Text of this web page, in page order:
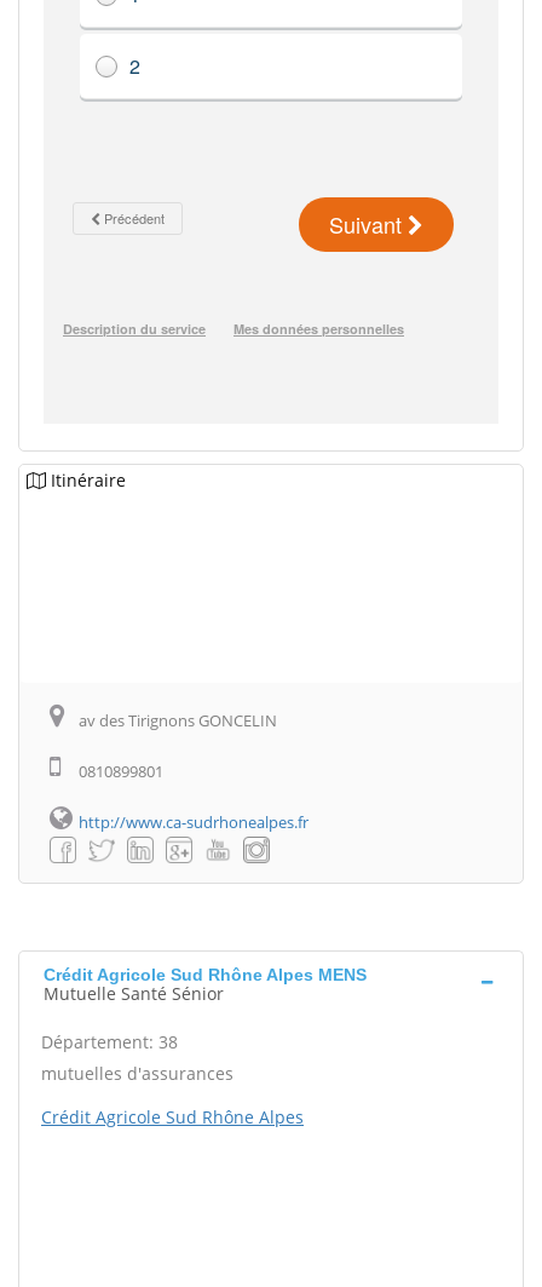
Itinéraire
av des Tirignons GONCELIN
0810899801
http://www.ca-sudrhonealpes.fr
Crédit Agricole Sud Rhône Alpes MENS
Mutuelle Santé Sénior
Département: 38
mutuelles d'assurances
Crédit Agricole Sud Rhône Alpes